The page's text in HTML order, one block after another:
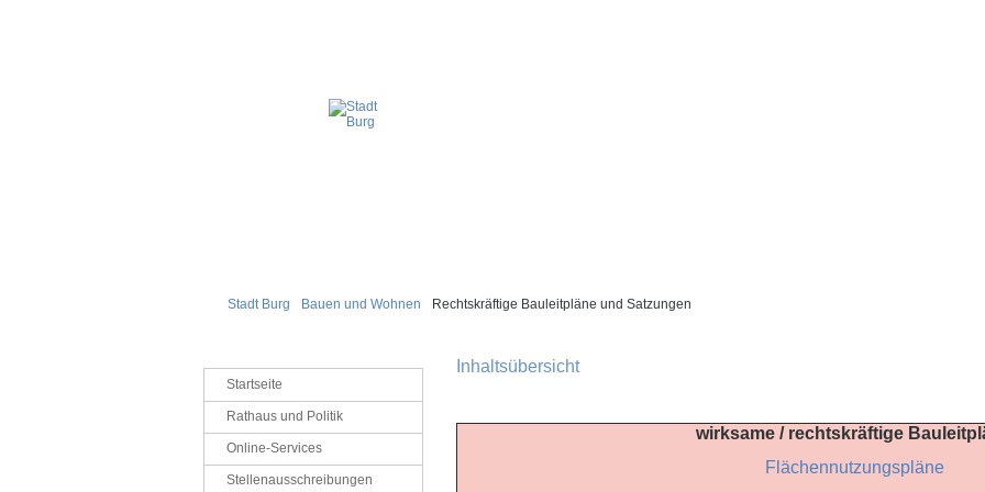
Stadt Burg Bauen und Wohnen Rechtskräftige Bauleitpläne und Satzungen
Inhaltsübersicht
wirksame / rechtskräftige
Flächennutzungspläne
Navigation
überspringen
Startseite
Rathaus und Politik
Online-Services
Stellenausschreibungen